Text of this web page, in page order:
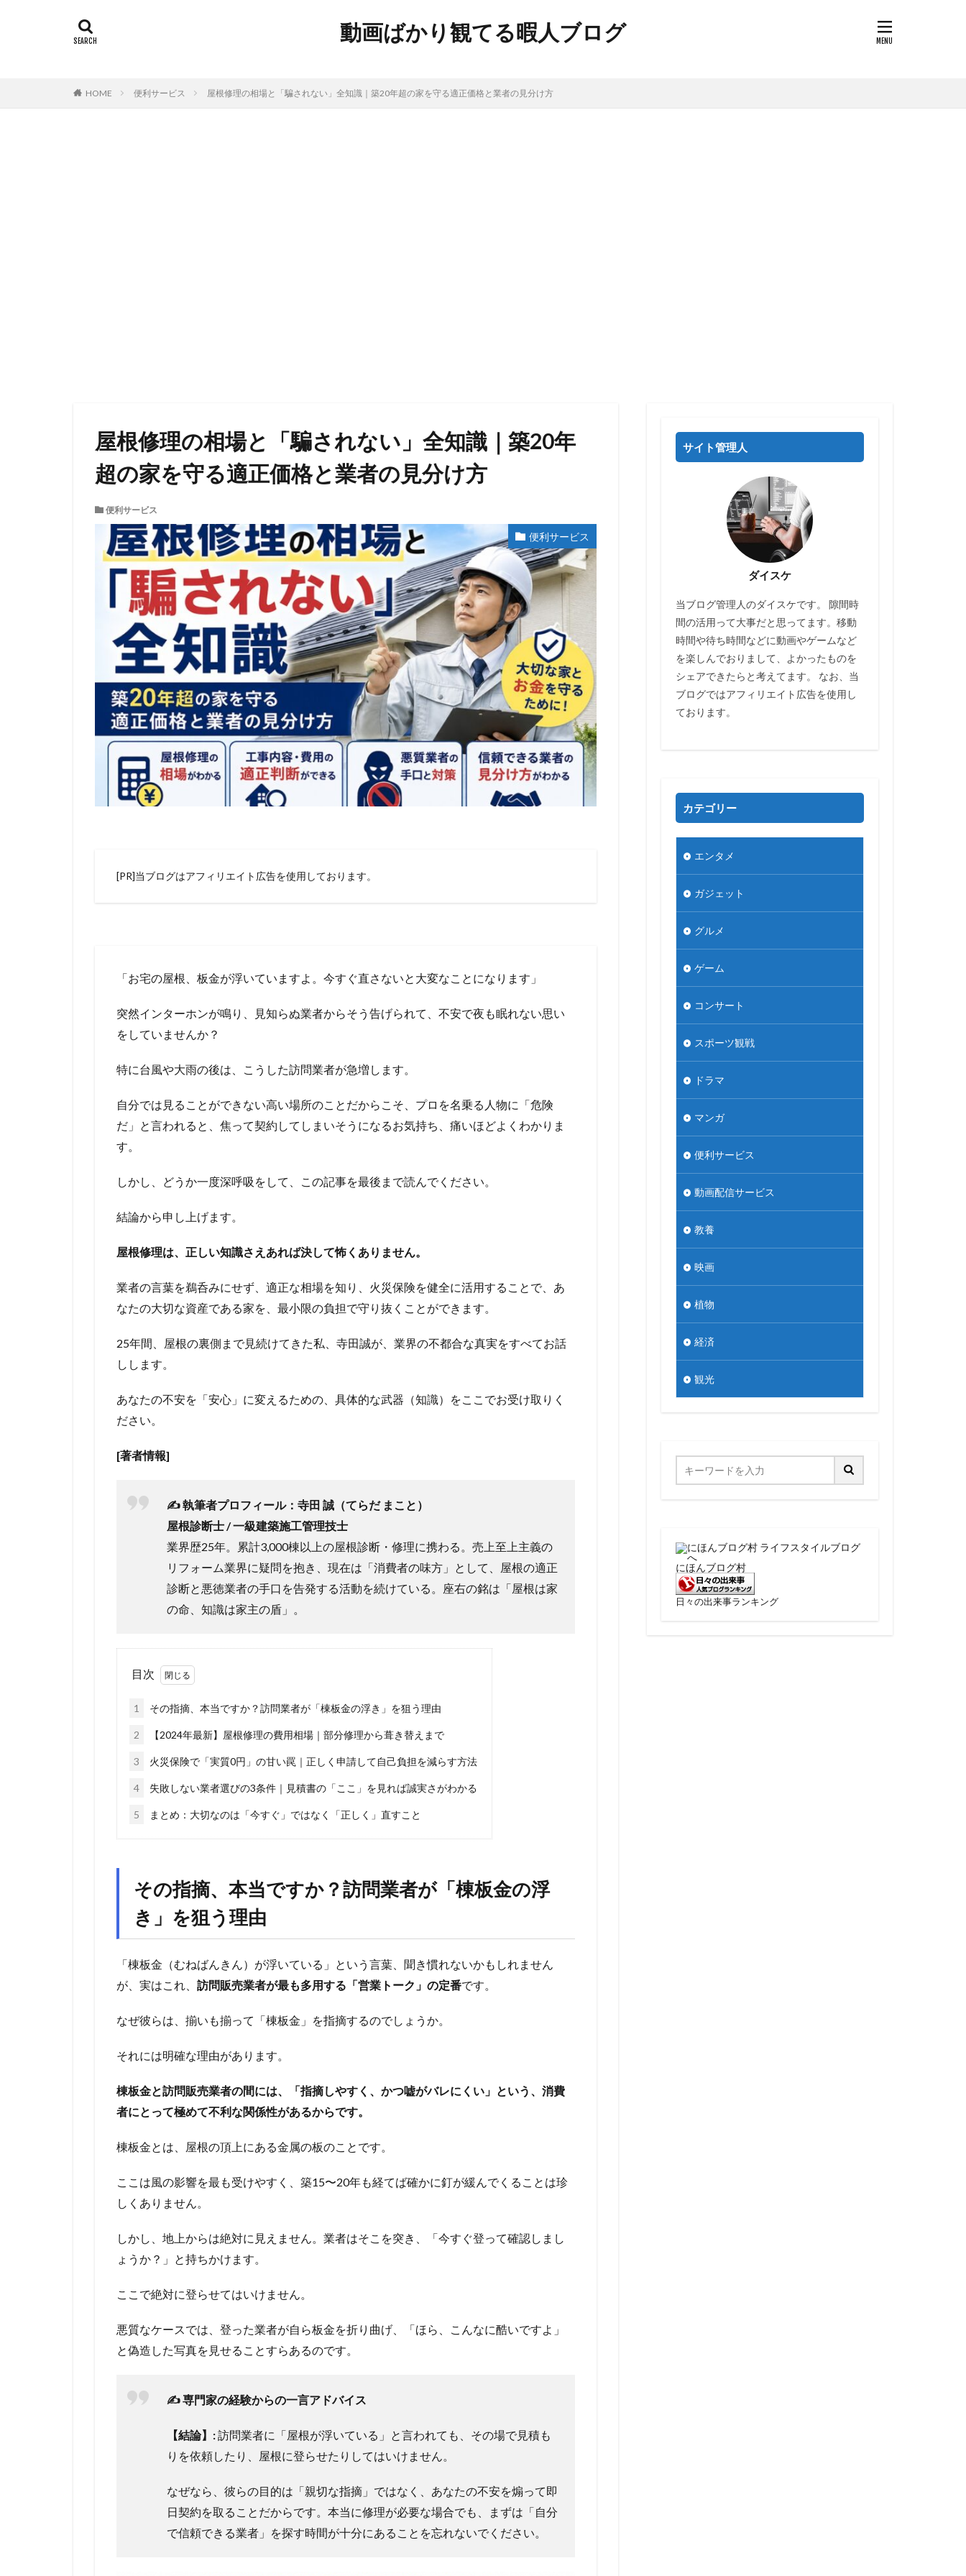
動画ばかり観てる暇人ブログ
HOME 便利サービス 屋根修理の相場と「騙されない」全知識｜築20年超の家を守る適正価格と業者の見分け方
屋根修理の相場と「騙されない」全知識｜築20年
超の家を守る適正価格と業者の見分け方
便利サービス
便利サービス
[PR]当ブログはアフィリエイト広告を使用しております。
「お宅の屋根、板金が浮いていますよ。今すぐ直さないと大変なことになります」
突然インターホンが鳴り、見知らぬ業者からそう告げられて、不安で夜も眠れない思い
をしていませんか？
特に台風や大雨の後は、こうした訪問業者が急増します。
自分では見ることができない高い場所のことだからこそ、プロを名乗る人物に「危険
だ」と言われると、焦って契約してしまいそうになるお気持ち、痛いほどよくわかりま
す。
しかし、どうか一度深呼吸をして、この記事を最後まで読んでください。
結論から申し上げます。
屋根修理は、正しい知識さえあれば決して怖くありません。
業者の言葉を鵜呑みにせず、適正な相場を知り、火災保険を健全に活用することで、あ
なたの大切な資産である家を、最小限の負担で守り抜くことができます。
25年間、屋根の裏側まで見続けてきた私、寺田誠が、業界の不都合な真実をすべてお話
しします。
あなたの不安を「安心」に変えるための、具体的な武器（知識）をここでお受け取りく
ださい。
[著者情報]
✍️ 執筆者プロフィール：寺田 誠（てらだ まこと）
屋根診断士 / 一級建築施工管理技士
業界歴25年。累計3,000棟以上の屋根診断・修理に携わる。売上至上主義の
リフォーム業界に疑問を抱き、現在は「消費者の味方」として、屋根の適正
診断と悪徳業者の手口を告発する活動を続けている。座右の銘は「屋根は家
の命、知識は家主の盾」。
目次
1 その指摘、本当ですか？訪問業者が「棟板金の浮き」を狙う理由
2 【2024年最新】屋根修理の費用相場｜部分修理から葺き替えまで
3 火災保険で「実質0円」の甘い罠｜正しく申請して自己負担を減らす方法
4 失敗しない業者選びの3条件｜見積書の「ここ」を見れば誠実さがわかる
5 まとめ：大切なのは「今すぐ」ではなく「正しく」直すこと
その指摘、本当ですか？訪問業者が「棟板金の浮
き」を狙う理由
「棟板金（むねばんきん）が浮いている」という言葉、聞き慣れないかもしれません
が、実はこれ、 訪問販売業者が最も多用する「営業トーク」の定番です。
なぜ彼らは、揃いも揃って「棟板金」を指摘するのでしょうか。
それには明確な理由があります。
棟板金と訪問販売業者の間には、「指摘しやすく、かつ嘘がバレにくい」という、消費
者にとって極めて不利な関係性があるからです。
棟板金とは、屋根の頂上にある金属の板のことです。
ここは風の影響を最も受けやすく、築15〜20年も経てば確かに釘が緩んでくることは珍
しくありません。
しかし、地上からは絶対に見えません。業者はそこを突き、「今すぐ登って確認しまし
ょうか？」と持ちかけます。
ここで絶対に登らせてはいけません。
悪質なケースでは、登った業者が自ら板金を折り曲げ、「ほら、こんなに酷いですよ」
と偽造した写真を見せることすらあるのです。
✍️ 専門家の経験からの一言アドバイス
【結論】:訪問業者に「屋根が浮いている」と言われても、その場で見積も
りを依頼したり、屋根に登らせたりしてはいけません。
なぜなら、彼らの目的は「親切な指摘」ではなく、あなたの不安を煽って即
日契約を取ることだからです。本当に修理が必要な場合でも、まずは「自分
で信頼できる業者」を探す時間が十分にあることを忘れないでください。
サイト管理人
ダイスケ
当ブログ管理人のダイスケです。 隙間時
間の活用って大事だと思ってます。移動
時間や待ち時間などに動画やゲームなど
を楽しんでおりまして、よかったものを
シェアできたらと考えてます。 なお、当
ブログではアフィリエイト広告を使用し
ております。
カテゴリー
エンタメ
ガジェット
グルメ
ゲーム
コンサート
スポーツ観戦
ドラマ
マンガ
便利サービス
動画配信サービス
教養
映画
植物
経済
観光
にほんブログ村
日々の出来事ランキング